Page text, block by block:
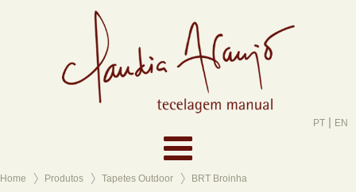
PT | EN
Home Produtos Tapetes Outdoor BRT Broinha